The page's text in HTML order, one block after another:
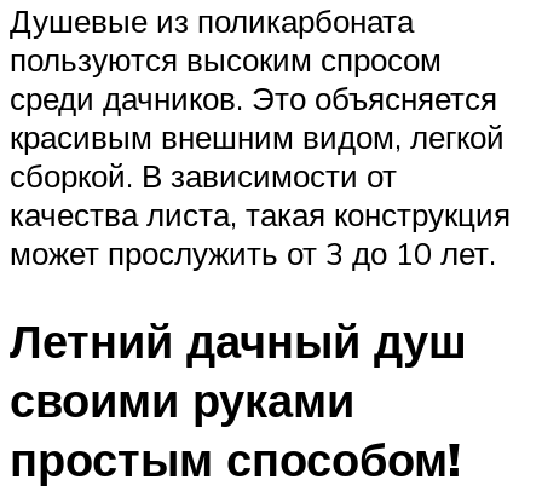
Душевые из поликарбоната
пользуются высоким спросом
среди дачников. Это объясняется
красивым внешним видом, легкой
сборкой. В зависимости от
качества листа, такая конструкция
может прослужить от 3 до 10 лет.
Летний дачный душ
своими руками
простым способом!